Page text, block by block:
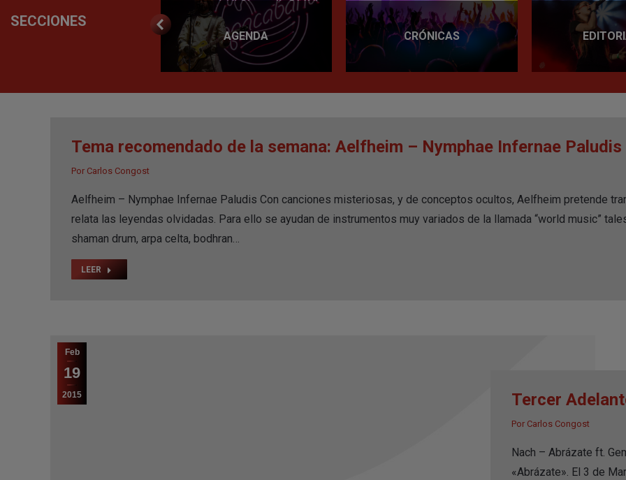
SECCIONES
AGENDA CRÓNICAS
Tema recomendado de la semana: Aelfheim – Nymphae Infernae Paludis
Por Carlos Congost
Aelfheim – Nymphae Infernae Paludis Con canciones misteriosas, y de conceptos ocultos, Aelfheim pretende
relata las leyendas olvidadas. Para ello se ayudan de instrumentos muy variados de la llamada “world music”
shaman drum, arpa celta, bodhran…
LEER
Feb
19
2015 Tercer
Por Carlos Congost
Nach – Abrázate ft.
«Abrázate». El 3 de